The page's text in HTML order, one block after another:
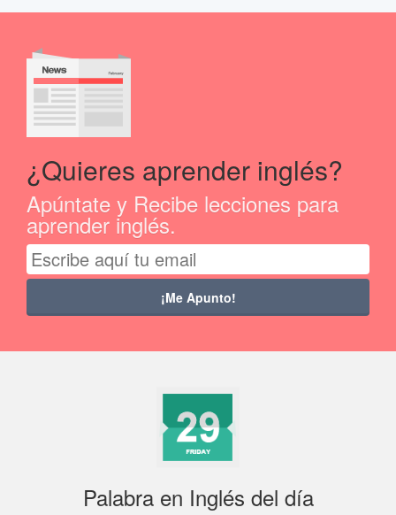
¿Quieres aprender inglés?
Apúntate y Recibe lecciones para
aprender inglés.
Palabra en Inglés del día